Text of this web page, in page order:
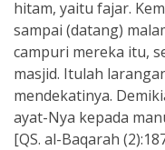
hitam, yaitu fajar.
sampai (datang)
campuri mereka itu,
masjid. Itulah
mendekatinya.
ayat-Nya kepada
[QS. al-Baqarah